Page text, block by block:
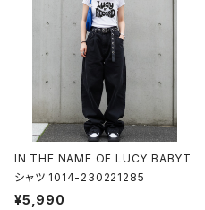
IN THE NAME OF LUCY BABYT
シャツ 1014-230221285
¥5,990